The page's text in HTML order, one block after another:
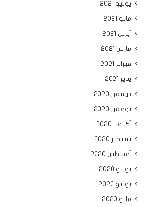
يونيو 2021
مايو 2021
أبريل 2021
مارس 2021
فبراير 2021
يناير 2021
ديسمبر 2020
نوفمبر 2020
أكتوبر 2020
سبتمبر 2020
أغسطس 2020
يوليو 2020
يونيو 2020
مايو 2020